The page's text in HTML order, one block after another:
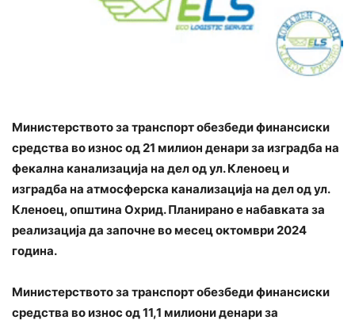
Министерството за транспорт обезбеди финансиски
средства во износ од 21 милион денари за изградба на
фекална канализација на дел од ул. Кленоец и
изградба на атмосферска канализација на дел од ул.
Кленоец, општина Охрид. Планирано е набавката за
реализација да започне во месец октомври 2024
година.
Министерството за транспорт обезбеди финансиски
средства во износ од 11,1 милиони денари за